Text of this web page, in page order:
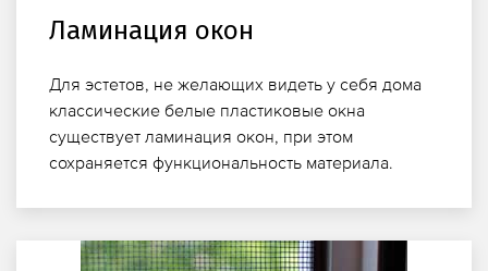
Ламинация окон
Для эстетов, не желающих видеть у себя дома
классические белые пластиковые окна
существует ламинация окон, при этом
сохраняется функциональность материала.